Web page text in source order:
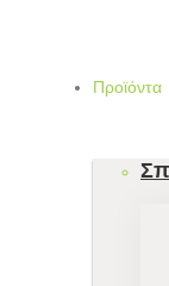
Προϊόντα